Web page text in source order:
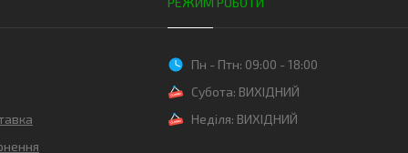
Пн - Птн: 09:00 - 18:00
Субота: ВИХІДНИЙ
Неділя: ВИХІДНИЙ